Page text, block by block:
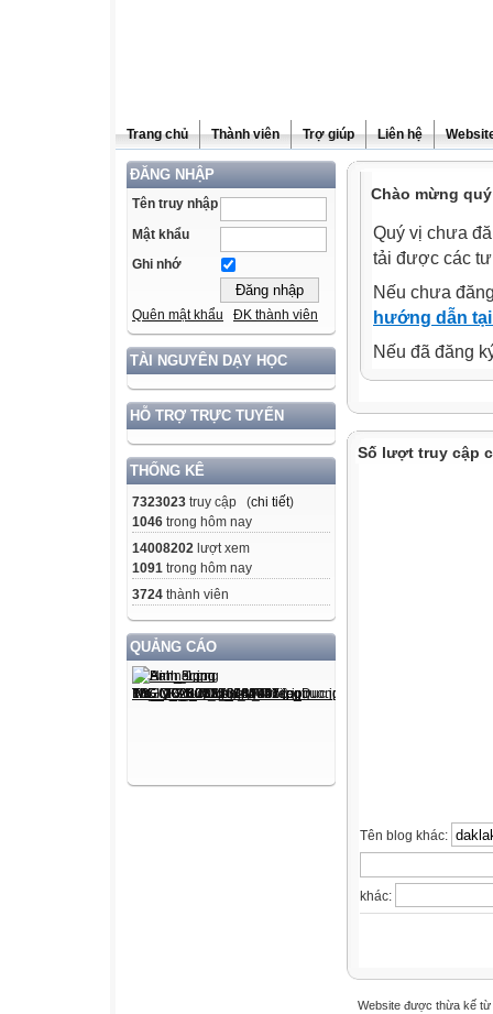
Trang chủ Thành viên Trợ giúp Liên hệ
ĐĂNG NHẬP
Tên truy nhập
Mật khẩu
Ghi nhớ
Quên mật khẩu ĐK thành viên
TÀI NGUYÊN DẠY HỌC
HỖ TRỢ TRỰC TUYẾN
THỐNG KÊ
7323023 truy cập (chi tiết)
1046 trong hôm nay
14008202 lượt xem
1091 trong hôm nay
3724 thành viên
QUẢNG CÁO
Chào mừng
Quý vị chưa
tải được các
Nếu chưa
hướng dẫn
Nếu đã đăng
Số lượt truy cập
Tên blog khác:
khác:
Website được thừa kế từ